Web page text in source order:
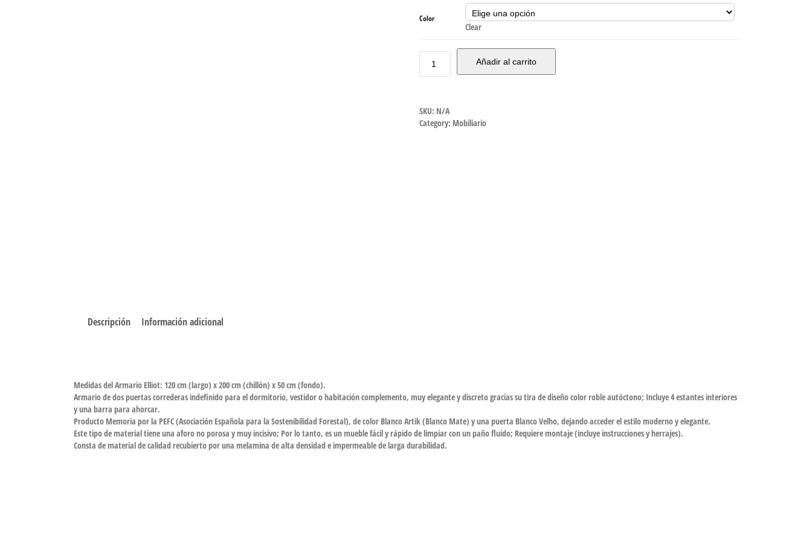
Color
Clear
Añadir al carrito
SKU: N/A
Category: Mobiliario
Descripción Información adicional
Medidas del Armario Elliot: 120 cm (largo) x 200 cm (chillón) x 50 cm (fondo).
Armario de dos puertas correderas indefinido para el dormitorio, vestidor o habitación complemento, muy elegante y discreto gracias su tira de diseño color roble autóctono; Incluye 4 estantes interiores
y una barra para ahorcar.
Producto Memoria por la PEFC (Asociación Española para la Sostenibilidad Forestal), de color Blanco Artik (Blanco Mate) y una puerta Blanco Velho, dejando acceder el estilo moderno y elegante.
Este tipo de material tiene una aforo no porosa y muy incisivo; Por lo tanto, es un mueble fácil y rápido de limpiar con un paño fluido; Requiere montaje (incluye instrucciones y herrajes).
Consta de material de calidad recubierto por una melamina de alta densidad e impermeable de larga durabilidad.